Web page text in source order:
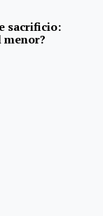
sacrificio:
menor?